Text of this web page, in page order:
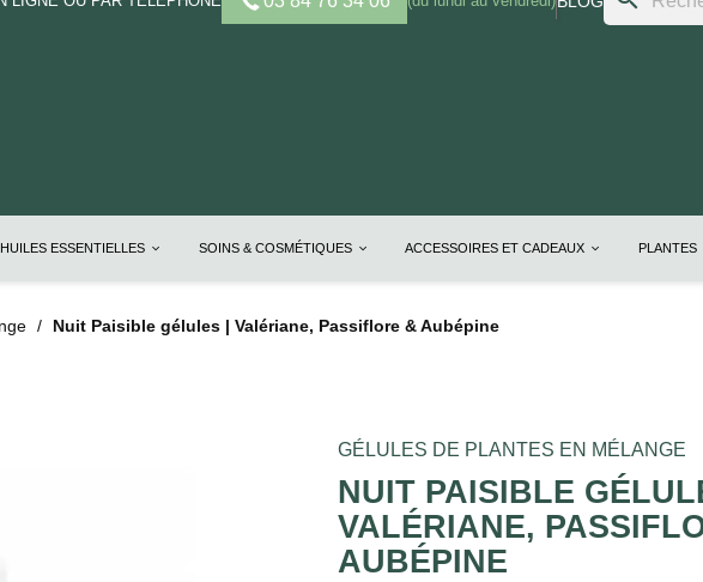
HUILES ESSENTIELLES SOINS & COSMÉTIQUES ACCESSOIRES ET CADEAUX PLANTES
Nuit Paisible gélules | Valériane, Passiflore & Aubépine
GÉLULES DE PLANTES EN MÉLANGE
NUIT PAISIBLE
VALÉRIANE,
AUBÉPINE